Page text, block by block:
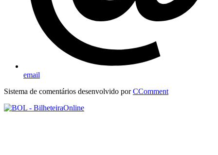
email
Sistema de comentários desenvolvido porCComment